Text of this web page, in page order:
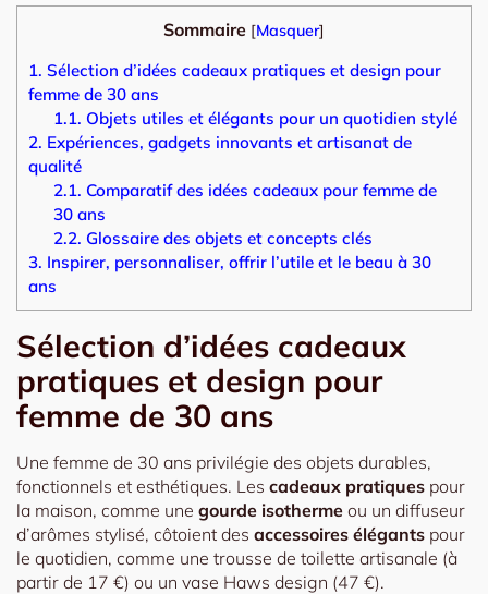
Sommaire [Masquer]
1. Sélection d’idées cadeaux pratiques et design pour
femme de 30 ans
1.1. Objets utiles et élégants pour un quotidien stylé
2. Expériences, gadgets innovants et artisanat de
qualité
2.1. Comparatif des idées cadeaux pour femme de
30 ans
2.2. Glossaire des objets et concepts clés
3. Inspirer, personnaliser, offrir l’utile et le beau à 30
ans
Sélection d’idées cadeaux
pratiques et design pour
femme de 30 ans
Une femme de 30 ans privilégie des objets durables,
fonctionnels et esthétiques. Les cadeaux pratiques pour
la maison, comme une gourde isotherme ou un diffuseur
d’arômes stylisé, côtoient des accessoires élégants pour
le quotidien, comme une trousse de toilette artisanale (à
partir de 17 €) ou un vase Haws design (47 €).